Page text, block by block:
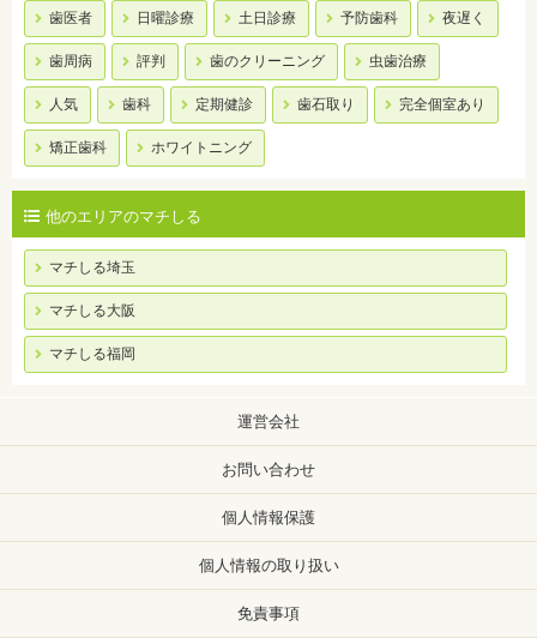
歯医者 日曜診療 土日診療 予防歯科 夜遅く
歯周病 評判 歯のクリーニング 虫歯治療
人気 歯科 定期健診 歯石取り 完全個室あり
矯正歯科 ホワイトニング
他のエリアのマチしる
マチしる埼玉
マチしる大阪
マチしる福岡
運営会社
お問い合わせ
個人情報保護
個人情報の取り扱い
免責事項